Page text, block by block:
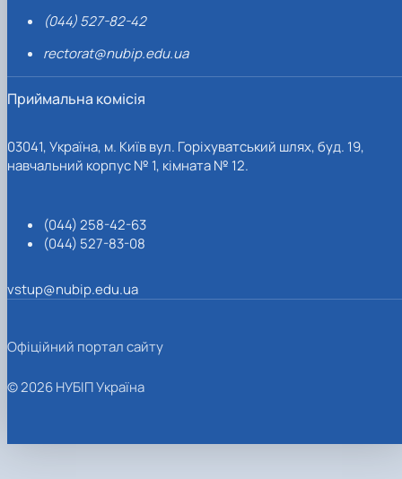
(044) 527-82-42
rectorat@nubip.edu.ua
Приймальна комісія
03041, Україна, м. Київ вул. Горіхуватський шлях, буд. 19,
навчальний корпус № 1, кімната № 12.
(044) 258-42-63
(044) 527-83-08
vstup@nubip.edu.ua
Офіційний портал сайту
© 2026 НУБІП Україна